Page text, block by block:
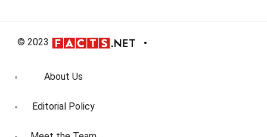
© 2023
About Us
Editorial Policy